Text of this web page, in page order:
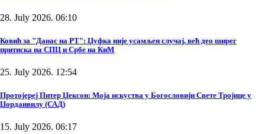
28. July 2026. 06:10
Ковић за "Данас на РТ": Џуфка није усамљен случај, већ део ширег
притиска на СПЦ и Србе на КиМ
25. July 2026. 12:54
Протојереј Питер Џексон: Моја искуства у Богословији Свете Тројице у
Џорданвилу (САД)
15. July 2026. 06:17